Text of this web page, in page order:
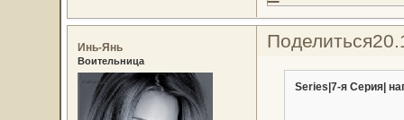
Поделиться
Инь-Янь
Воительница
Series|7-я Серия|